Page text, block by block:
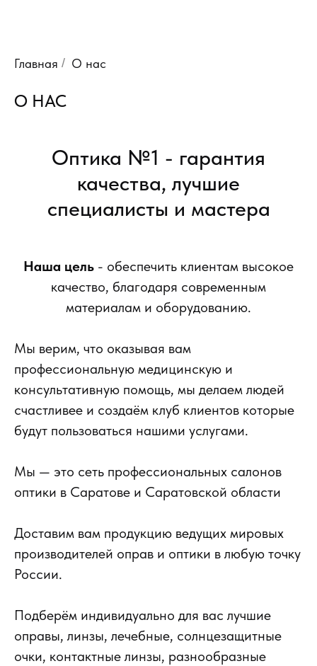
Главная / О нас
О НАС
Оптика №1 - гарантия
качества, лучшие
специалисты и мастера
Наша цель - обеспечить клиентам высокое
качество, благодаря современным
материалам и оборудованию.
Мы верим, что оказывая вам
профессиональную медицинскую и
консультативную помощь, мы делаем людей
счастливее и создаём клуб клиентов которые
будут пользоваться нашими услугами.
Мы — это сеть профессиональных салонов
оптики в Саратове и Саратовской области
Доставим вам продукцию ведущих мировых
производителей оправ и оптики в любую точку
России.
Подберём индивидуально для вас лучшие
оправы, линзы, лечебные, солнцезащитные
очки, контактные линзы, разнообразные